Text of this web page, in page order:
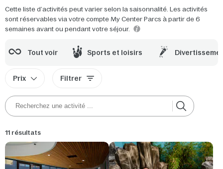
Cette liste d’activités peut varier selon la saisonnalité. Les activités
sont réservables via votre compte My Center Parcs à partir de 6
semaines avant ou pendant votre séjour.
Tout voir Sports et loisirs
Prix Filtrer
11 résultats